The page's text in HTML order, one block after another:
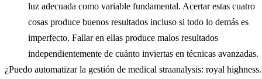
luz adecuada como variable fundamental. Acertar estas cuatro
cosas produce buenos resultados incluso si todo lo demás es
imperfecto. Fallar en ellas produce malos resultados
independientemente de cuánto inviertas en técnicas avanzadas.
¿Puedo automatizar la gestión de medical straanalysis: royal